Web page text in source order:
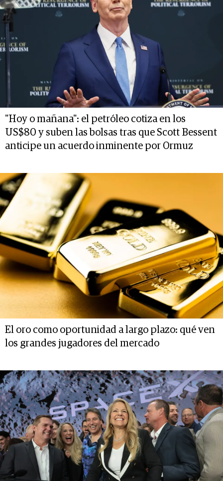
"Hoy o mañana": el petróleo cotiza en los
US$80 y suben las bolsas tras que Scott Bessent
anticipe un acuerdo inminente por Ormuz
El oro como oportunidad a largo plazo: qué ven
los grandes jugadores del mercado